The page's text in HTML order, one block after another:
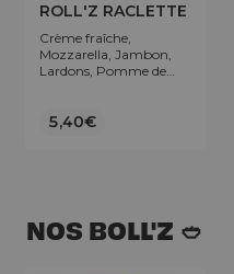
ROLL'Z RACLETTE
Crème fraîche,
Mozzarella, Jambon,
Lardons, Pomme de
5,40€
NOS BOLL'Z 🥙